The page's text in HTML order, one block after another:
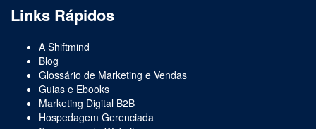
Links Rápidos
A Shiftmind
Blog
Glossário de Marketing e Vendas
Guias e Ebooks
Marketing Digital B2B
Hospedagem Gerenciada